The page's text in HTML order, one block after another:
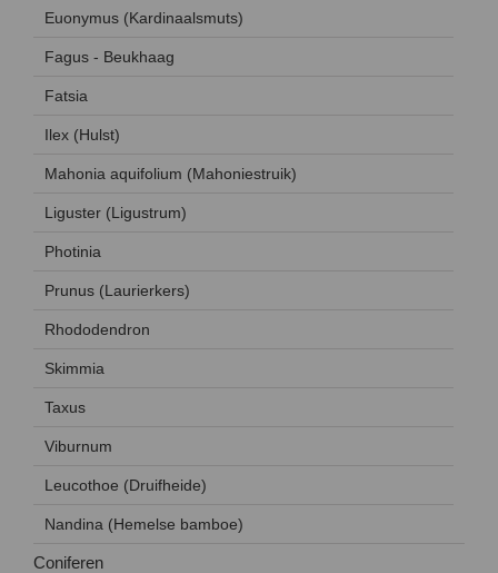
Euonymus (Kardinaalsmuts)
Fagus - Beukhaag
Fatsia
Ilex (Hulst)
Mahonia aquifolium (Mahoniestruik)
Liguster (Ligustrum)
Photinia
Prunus (Laurierkers)
Rhododendron
Skimmia
Taxus
Viburnum
Leucothoe (Druifheide)
Nandina (Hemelse bamboe)
Coniferen